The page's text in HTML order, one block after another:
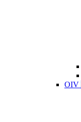
OIV